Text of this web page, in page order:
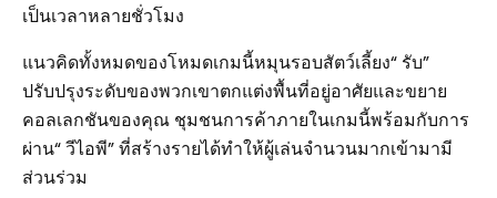
เป็นเวลาหลายชั่วโมง
แนวคิดทั้งหมดของโหมดเกมนี้หมุนรอบสัตว์เลี้ยง“ รับ”
ปรับปรุงระดับของพวกเขาตกแต่งพื้นที่อยู่อาศัยและขยาย
คอลเลกชันของคุณ ชุมชนการค้าภายในเกมนี้พร้อมกับการ
ผ่าน“ วีไอพี” ที่สร้างรายได้ทำให้ผู้เล่นจำนวนมากเข้ามามี
ส่วนร่วม